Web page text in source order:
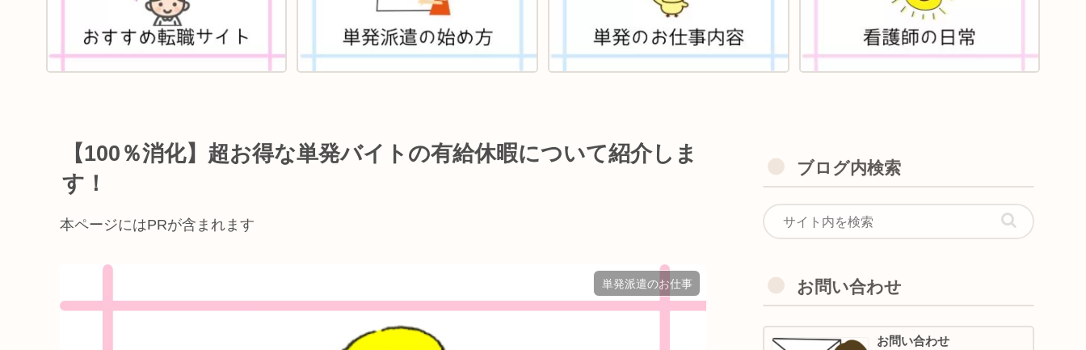
【100％消化】超お得な単発バイトの有給休暇について紹介しま
す！
本ページにはPRが含まれます
単発派遣のお仕事
ブログ内検索
お問い合わせ
お問い合わせ